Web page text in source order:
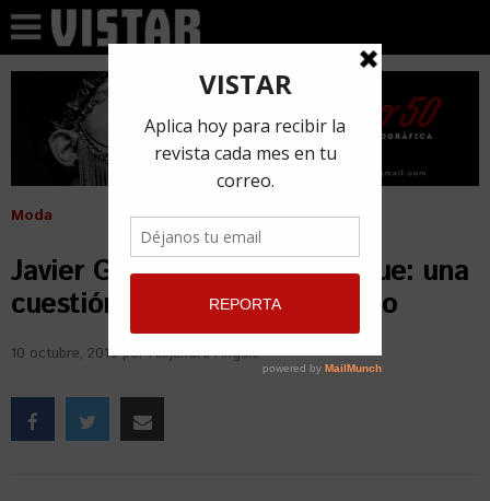
Moda
Javier Gallestey & Laura Roque: una
cuestión de seducción y estilo
10 octubre, 2019 porAlejandra Angulo